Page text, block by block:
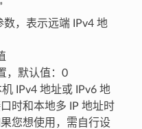
数，表示远端 IPv4 地
，默认值：0
IPv4 地址或 IPv6 地
时和本地多 IP 地址时
您想使用，需自行设